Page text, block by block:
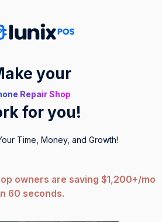
your
Repair Shop
for you!
Time, Money, and Growth!
owners are saving $1,200+/mo
60 seconds.